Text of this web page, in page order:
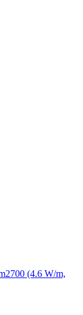
(4.6 W/m,